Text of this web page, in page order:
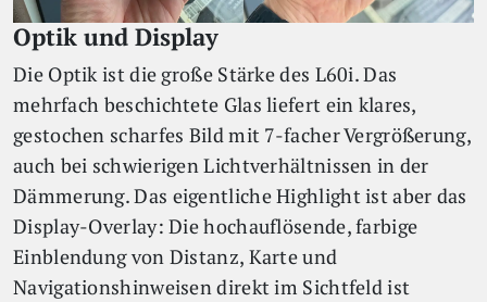
Optik und Display
Die Optik ist die große Stärke des L60i. Das
mehrfach beschichtete Glas liefert ein klares,
gestochen scharfes Bild mit 7-facher Vergrößerung,
auch bei schwierigen Lichtverhältnissen in der
Dämmerung. Das eigentliche Highlight ist aber das
Display-Overlay: Die hochauflösende, farbige
Einblendung von Distanz, Karte und
Navigationshinweisen direkt im Sichtfeld ist